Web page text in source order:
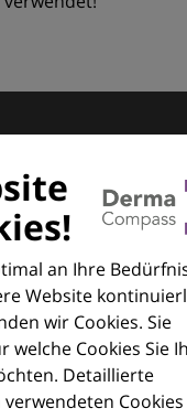
an Ihre
Website
wir Cookies. Sie
welche Cookies Sie
Detaillierte
Cookies
in der
Dermatology